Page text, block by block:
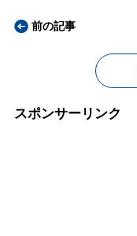
前の記事
スポンサーリンク